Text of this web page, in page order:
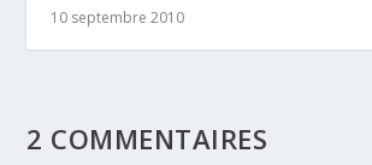
10 septembre 2010
2 COMMENTAIRES